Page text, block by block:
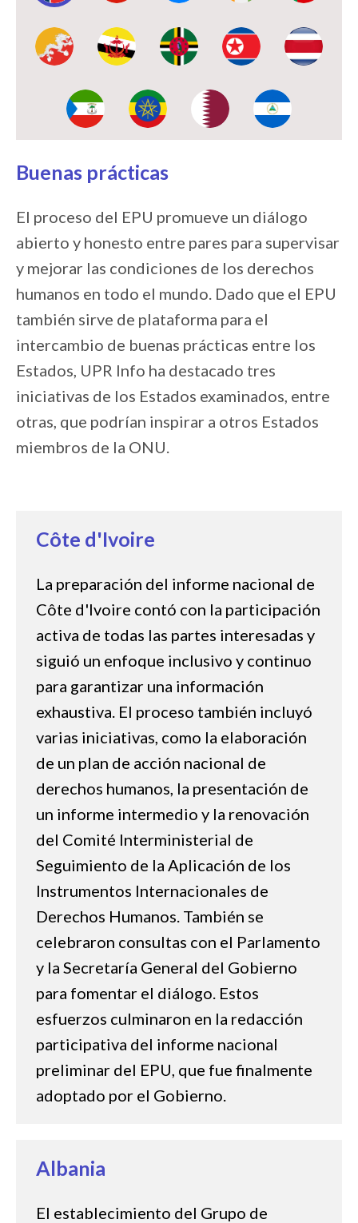
Image: Image: Image: Image: Image:
Image: Image: Image: Image:
Buenas prácticas
El proceso del EPU promueve un diálogo
abierto y honesto entre pares para supervisar
y mejorar las condiciones de los derechos
humanos en todo el mundo. Dado que el EPU
también sirve de plataforma para el
intercambio de buenas prácticas entre los
Estados, UPR Info ha destacado tres
iniciativas de los Estados examinados, entre
otras, que podrían inspirar a otros Estados
miembros de la ONU.
Côte d'Ivoire
La preparación del informe nacional de
Côte d'Ivoire contó con la participación
activa de todas las partes interesadas y
siguió un enfoque inclusivo y continuo
para garantizar una información
exhaustiva. El proceso también incluyó
varias iniciativas, como la elaboración
de un plan de acción nacional de
derechos humanos, la presentación de
un informe intermedio y la renovación
del Comité Interministerial de
Seguimiento de la Aplicación de los
Instrumentos Internacionales de
Derechos Humanos. También se
celebraron consultas con el Parlamento
y la Secretaría General del Gobierno
para fomentar el diálogo. Estos
esfuerzos culminaron en la redacción
participativa del informe nacional
preliminar del EPU, que fue finalmente
adoptado por el Gobierno.
Albania
El establecimiento del Grupo de